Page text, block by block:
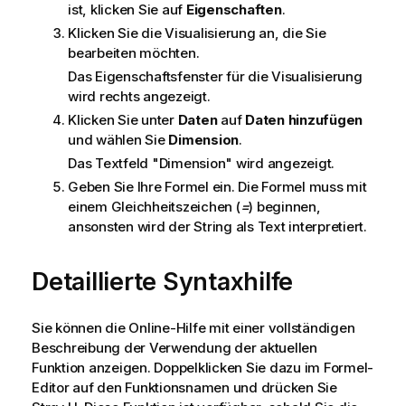
ist, klicken Sie auf Eigenschaften.
Klicken Sie die Visualisierung an, die Sie
bearbeiten möchten.
Das Eigenschaftsfenster für die Visualisierung
wird rechts angezeigt.
Klicken Sie unter Datenauf Daten hinzufügen
und wählen Sie Dimension.
Das Textfeld "Dimension" wird angezeigt.
Geben Sie Ihre Formel ein. Die Formel muss mit
einem Gleichheitszeichen (=) beginnen,
ansonsten wird der String als Text interpretiert.
Detaillierte Syntaxhilfe
Sie können die Online-Hilfe mit einer vollständigen
Beschreibung der Verwendung der aktuellen
Funktion anzeigen. Doppelklicken Sie dazu im Formel-
Editor auf den Funktionsnamen und drücken Sie